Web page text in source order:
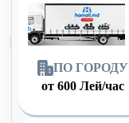
ПО ГОРОДУ
от 600 Лей/час